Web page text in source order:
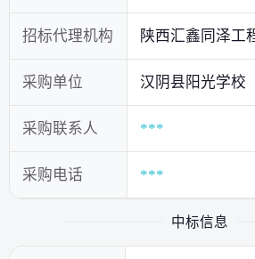
招标代理机构 陕西汇鑫同泽工
采购单位 汉阴县阳光学校
采购联系人 ***
采购电话 ***
中标信息